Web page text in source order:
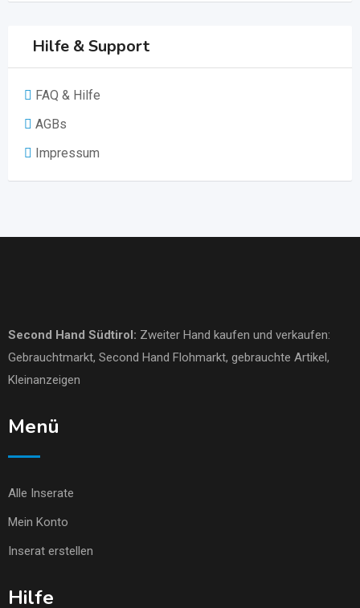
Hilfe & Support
FAQ & Hilfe
AGBs
Impressum
Second Hand Südtirol: Zweiter Hand kaufen und verkaufen:
Gebrauchtmarkt, Second Hand Flohmarkt, gebrauchte Artikel,
Kleinanzeigen
Menü
Alle Inserate
Mein Konto
Inserat erstellen
Hilfe